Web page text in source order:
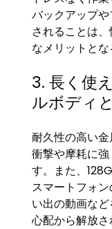
バックアップ
されることは
なメリットとな
3. 長く使
ルボディ
耐久性の高い金
衝撃や摩耗に
す。また、
スマートフォ
い出の動画な
心配から解放さ